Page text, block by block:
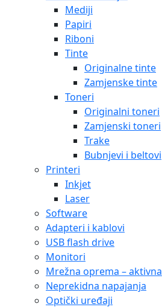
Mediji
Papiri
Riboni
Tinte
Originalne tinte
Zamjenske tinte
Toneri
Originalni toneri
Zamjenski toneri
Trake
Bubnjevi i beltovi
Printeri
Inkjet
Laser
Software
Adapteri i kablovi
USB flash drive
Monitori
Mrežna oprema – aktivna
Neprekidna napajanja
Optički uređaji